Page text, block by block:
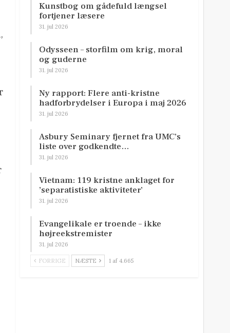
Kunstbog om gådefuld længsel
fortjener læsere
31. jul 2026
Odysseen – storfilm om krig, moral
og guderne
31. jul 2026
Ny rapport: Flere anti-kristne
hadforbrydelser i Europa i maj 2026
31. jul 2026
Asbury Seminary fjernet fra UMC’s
liste over godkendte…
31. jul 2026
Vietnam: 119 kristne anklaget for
’separatistiske aktiviteter’
31. jul 2026
Evangelikale er troende – ikke
højreekstremister
31. jul 2026
FORRIGE NÆSTE 1 af 4.665